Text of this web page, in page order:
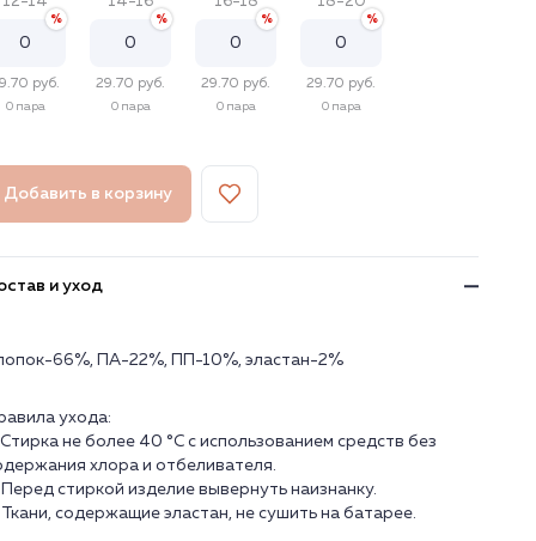
руб.
0 пара
29.70 руб.
0 пара
29.70 руб.
0 пара
29.70 руб.
0 пара
Добавить в корзину
и уход
66%, ПА-22%, ПП-10%, эластан-2%
ухода:
Стирка не более 40 °C с использованием средств без
хлора и отбеливателя.
Перед стиркой изделие вывернуть наизнанку.
Ткани, содержащие эластан, не сушить на батарее.